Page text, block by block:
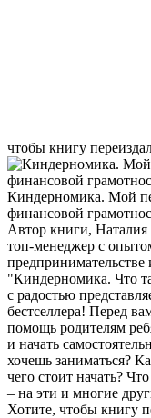
чтобы книгу
Киндерномика. Мой
финансовой
Автор книги, Наталия
топ-менеджер с
предпринимательстве
"Киндерномика. Что
с радостью
бестселлера! Перед
помощь родителям
и начать
хочешь заниматься?
чего стоит начать?
– на эти и многие
Хотите, чтобы книгу